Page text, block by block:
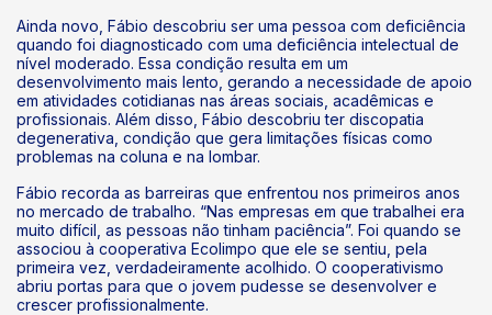
Ainda novo, Fábio descobriu ser uma pessoa com deficiência
quando foi diagnosticado com uma deficiência intelectual de
nível moderado. Essa condição resulta em um
desenvolvimento mais lento, gerando a necessidade de apoio
em atividades cotidianas nas áreas sociais, acadêmicas e
profissionais. Além disso, Fábio descobriu ter discopatia
degenerativa, condição que gera limitações físicas como
problemas na coluna e na lombar.
Fábio recorda as barreiras que enfrentou nos primeiros anos
no mercado de trabalho. “Nas empresas em que trabalhei era
muito difícil, as pessoas não tinham paciência”. Foi quando se
associou à cooperativa Ecolimpo que ele se sentiu, pela
primeira vez, verdadeiramente acolhido. O cooperativismo
abriu portas para que o jovem pudesse se desenvolver e
crescer profissionalmente.